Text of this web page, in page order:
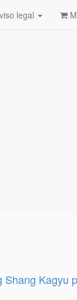
legal
Shang Kagyu